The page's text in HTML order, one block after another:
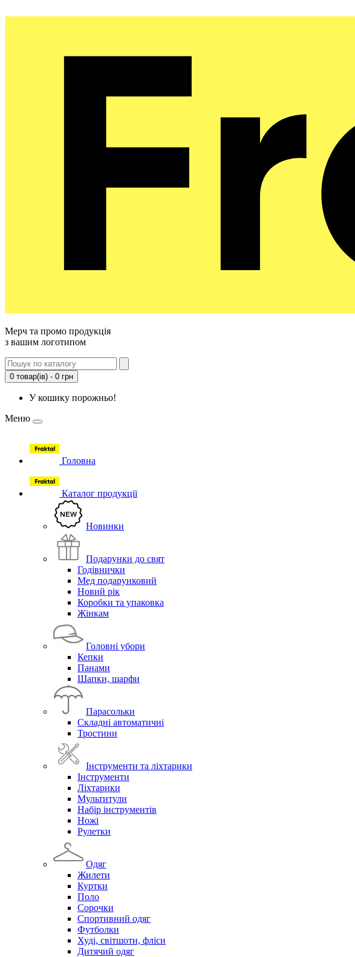
Мерч та промо продукція
з вашим логотипом
0 товар(ів) - 0 грн
У кошику порожньо!
Меню
Головна
Каталог продукції
Новинки
Подарунки до свят
Годівнички
Мед подарунковий
Новий рік
Коробки та упаковка
Жінкам
Головні убори
Кепки
Панами
Шапки, шарфи
Парасольки
Складні автоматичні
Тростини
Інструменти та ліхтарики
Інструменти
Ліхтарики
Мультитули
Набір інструментів
Ножі
Рулетки
Одяг
Жилети
Куртки
Поло
Сорочки
Спортивний одяг
Футболки
Худі, світшоти, фліси
Дитячий одяг